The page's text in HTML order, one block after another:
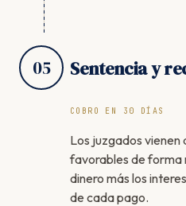
05 Sentencia y
COBRO EN 30 DÍAS
Los juzgados
favorables de forma
dinero más los
de cada pago.